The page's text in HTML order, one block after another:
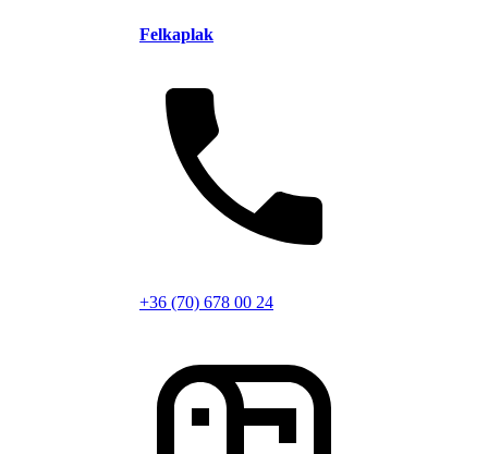
Felkaplak
+36 (70) 678 00 24